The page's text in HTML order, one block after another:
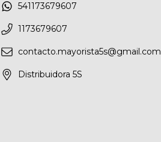
541173679607
1173679607
contacto.mayorista5s@gmail.com
Distribuidora 5S